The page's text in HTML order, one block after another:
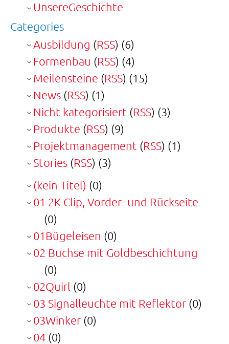
UnsereGeschichte
Categories
Ausbildung (RSS) (6)
Formenbau (RSS) (4)
Meilensteine (RSS) (15)
News (RSS) (1)
Nicht kategorisiert (RSS) (3)
Produkte (RSS) (9)
Projektmanagement (RSS) (1)
Stories (RSS) (3)
(kein Titel) (0)
01 2K-Clip, Vorder- und Rückseite
(0)
01Bügeleisen (0)
02 Buchse mit Goldbeschichtung
(0)
02Quirl (0)
03 Signalleuchte mit Reflektor (0)
03Winker (0)
04 (0)